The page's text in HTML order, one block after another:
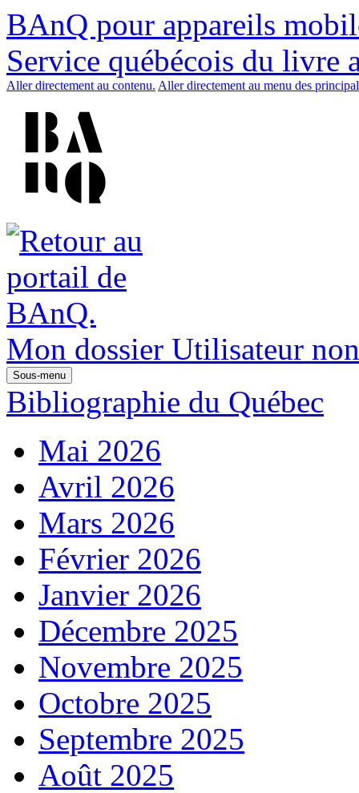
BAnQ pour appareils
Service québécois du livre
Aller directement au contenu. Aller directement au menu des
Mon dossier Utilisateur
Sous-menu
Bibliographie du Québec
Mai 2026
Avril 2026
Mars 2026
Février 2026
Janvier 2026
Décembre 2025
Novembre 2025
Octobre 2025
Septembre 2025
Août 2025